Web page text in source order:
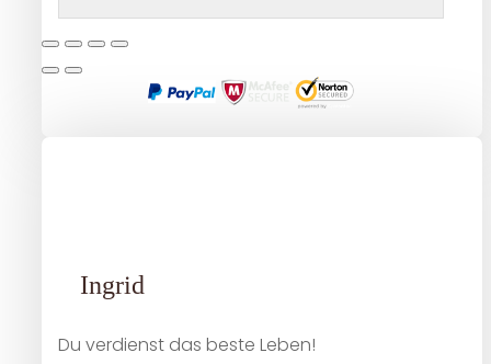
Ingrid
Du verdienst das beste Leben!